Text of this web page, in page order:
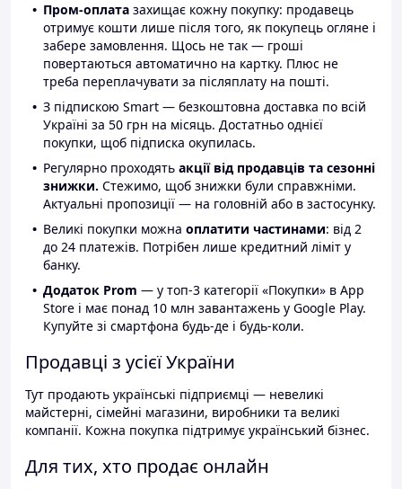
Пром-оплата захищає кожну покупку: продавець
отримує кошти лише після того, як покупець огляне і
забере замовлення. Щось не так — гроші
повертаються автоматично на картку. Плюс не
треба переплачувати за післяплату на пошті.
З підпискою Smart — безкоштовна доставка по всій
Україні за 50 грн на місяць. Достатньо однієї
покупки, щоб підписка окупилась.
Регулярно проходять акції від продавців та сезонні
знижки. Стежимо, щоб знижки були справжніми.
Актуальні пропозиції — на головній або в застосунку.
Великі покупки можна оплатити частинами: від 2
до 24 платежів. Потрібен лише кредитний ліміт у
банку.
Додаток Prom — у топ-3 категорії «Покупки» в App
Store і має понад 10 млн завантажень у Google Play.
Купуйте зі смартфона будь-де і будь-коли.
Продавці з усієї України
Тут продають українські підприємці — невеликі
майстерні, сімейні магазини, виробники та великі
компанії. Кожна покупка підтримує український бізнес.
Для тих, хто продає онлайн